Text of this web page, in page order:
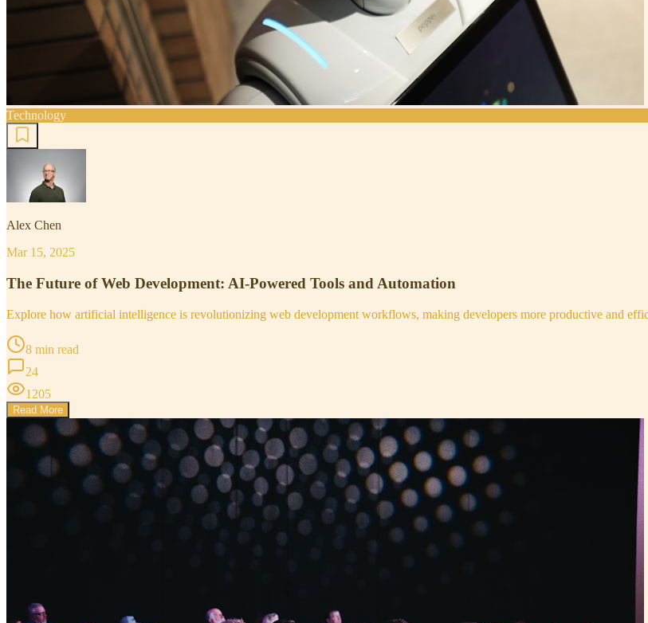
Technology
Alex Chen
Mar 15, 2025
The Future of Web Development: AI-Powered Tools and Automation
Explore how artificial intelligence is revolutionizing web development workflows, making developers more productive and
8 min read
24
1205
Read More